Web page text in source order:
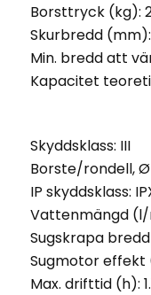
Borsttryck (kg):
Skurbredd
Min. bredd att
Kapacitet
Skyddsklass: III
Borste/rondell,
IP skyddsklass:
Vattenmängd (l/
Sugskrapa
Sugmotor effekt
Max. drifttid (h):